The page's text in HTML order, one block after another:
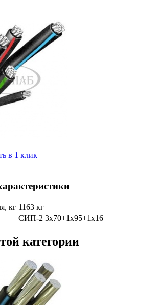
в 1 клик
кг 1163 кг
СИП-2 3х70+1х95+1х16
категории